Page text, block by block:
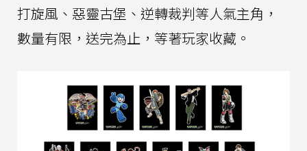
打旋風、惡靈古堡、逆轉裁判等人氣主角，
數量有限，送完為止，等著玩家收藏。